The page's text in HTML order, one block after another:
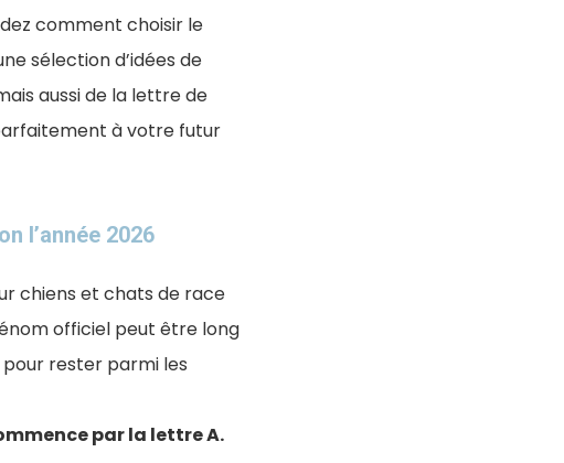
comment choisir le
sélection d’idées de
aussi de la lettre de
à votre futur
l’année 2026
chiens et chats de race
officiel peut être long
pour rester parmi les
par la lettre A.